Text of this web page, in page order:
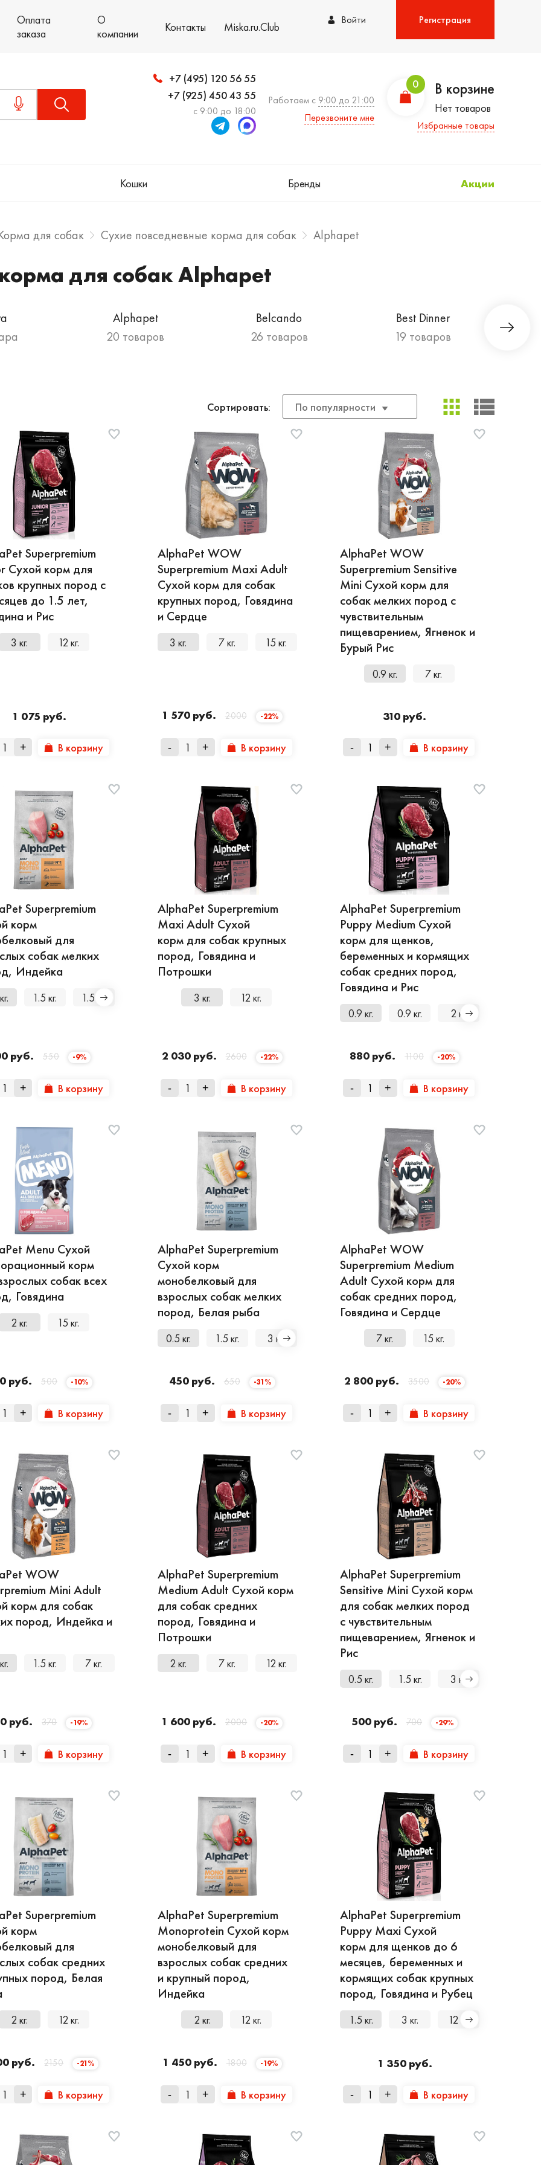
Оплата
заказа
О
компании
Контакты Miska.ru.Club Войти Регистрация
+7 (495) 120 56 55
+7 (925) 450 43 55
с 9:00 до 18:00
Работаем с 9:00 до 21:00
Перезвоните мне
0 В корзине
Нет товаров
Избранные товары
Кошки Бренды Акции
для собак Сухие повседневные корма для собак Alphapet
для собак Alphapet
Alphapet
20 товаров
Belcando
26 товаров
Best Dinner
19 товаров
Сортировать: По популярности
Superpremium
Сухой корм для
крупных пород с
до 1.5 лет,
и Рис
3 кг. 12 кг.
1 075 руб.
+ В корзину
AlphaPet WOW
Superpremium Maxi Adult
Сухой корм для собак
крупных пород, Говядина
и Сердце
3 кг. 7 кг. 15 кг.
1 570 руб. 2000 -22%
- + В корзину
AlphaPet WOW
Superpremium Sensitive
Mini Сухой корм для
собак мелких пород с
чувствительным
пищеварением, Ягненок и
Бурый Рис
0.9 кг. 7 кг.
310 руб.
- + В корзину
Superpremium
корм
для
собак мелких
Индейка
1.5 кг. 1.5 кг.
руб. 550 -9%
+ В корзину
AlphaPet Superpremium
Maxi Adult Сухой
корм для собак крупных
пород, Говядина и
Потрошки
3 кг. 12 кг.
2 030 руб. 2600 -22%
- + В корзину
AlphaPet Superpremium
Puppy Medium Сухой
корм для щенков,
беременных и кормящих
собак средних пород,
Говядина и Рис
0.9 кг. 0.9 кг. 2 кг.
880 руб. 1100 -20%
- + В корзину
Menu Сухой
корм
собак всех
Говядина
2 кг. 15 кг.
руб. 500 -10%
+ В корзину
AlphaPet Superpremium
Сухой корм
монобелковый для
взрослых собак мелких
пород, Белая рыба
0.5 кг. 1.5 кг. 3 кг.
450 руб. 650 -31%
- + В корзину
AlphaPet WOW
Superpremium Medium
Adult Сухой корм для
собак средних пород,
Говядина и Сердце
7 кг. 15 кг.
2 800 руб. 3500 -20%
- + В корзину
WOW
Mini Adult
корм для собак
пород, Индейка и
1.5 кг. 7 кг.
руб. 370 -19%
+ В корзину
AlphaPet Superpremium
Medium Adult Сухой корм
для собак средних
пород, Говядина и
Потрошки
2 кг. 7 кг. 12 кг.
1 600 руб. 2000 -20%
- + В корзину
AlphaPet Superpremium
Sensitive Mini Сухой корм
для собак мелких пород
с чувствительным
пищеварением, Ягненок и
Рис
0.5 кг. 1.5 кг. 3 кг.
500 руб. 700 -29%
- + В корзину
Superpremium
корм
для
собак средних
пород, Белая
2 кг. 12 кг.
руб. 2150 -21%
+ В корзину
AlphaPet Superpremium
Monoprotein Сухой корм
монобелковый для
взрослых собак средних
и крупный пород,
Индейка
2 кг. 12 кг.
1 450 руб. 1800 -19%
- + В корзину
AlphaPet Superpremium
Puppy Maxi Сухой
корм для щенков до 6
месяцев, беременных и
кормящих собак крупных
пород, Говядина и Рубец
1.5 кг. 3 кг. 12 кг.
1 350 руб.
- + В корзину